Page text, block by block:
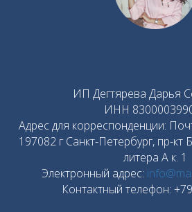
ИП Дегтярева Дарья
ИНН
Адрес для корреспонденции:
197082 г Санкт-Петербург, пр-кт
литера А к. 1
Электронный адрес:
Контактный телефон: